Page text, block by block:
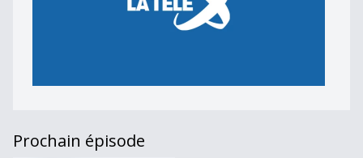
Prochain épisode